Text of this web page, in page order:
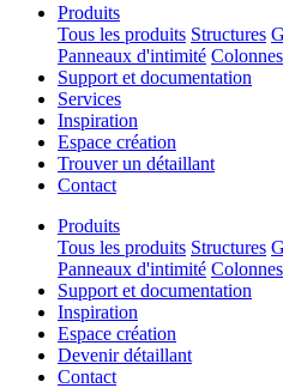
Produits
Tous les produits Structures
Panneaux d'intimité Colonnes
Support et documentation
Services
Inspiration
Espace création
Trouver un détaillant
Contact
Produits
Tous les produits Structures
Panneaux d'intimité Colonnes
Support et documentation
Inspiration
Espace création
Devenir détaillant
Contact